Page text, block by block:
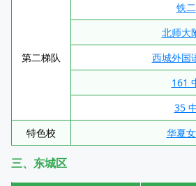
第二梯队
铁二
北师大
西城外国
161
35
特色校
华夏
三、东城区